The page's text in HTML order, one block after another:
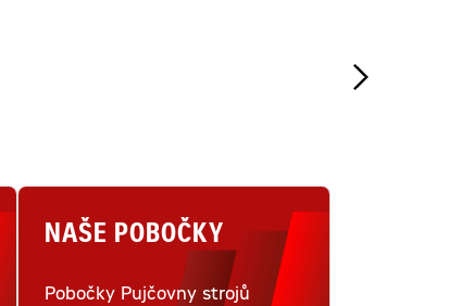
NAŠE POBOČKY
Pobočky Pujčovny strojů